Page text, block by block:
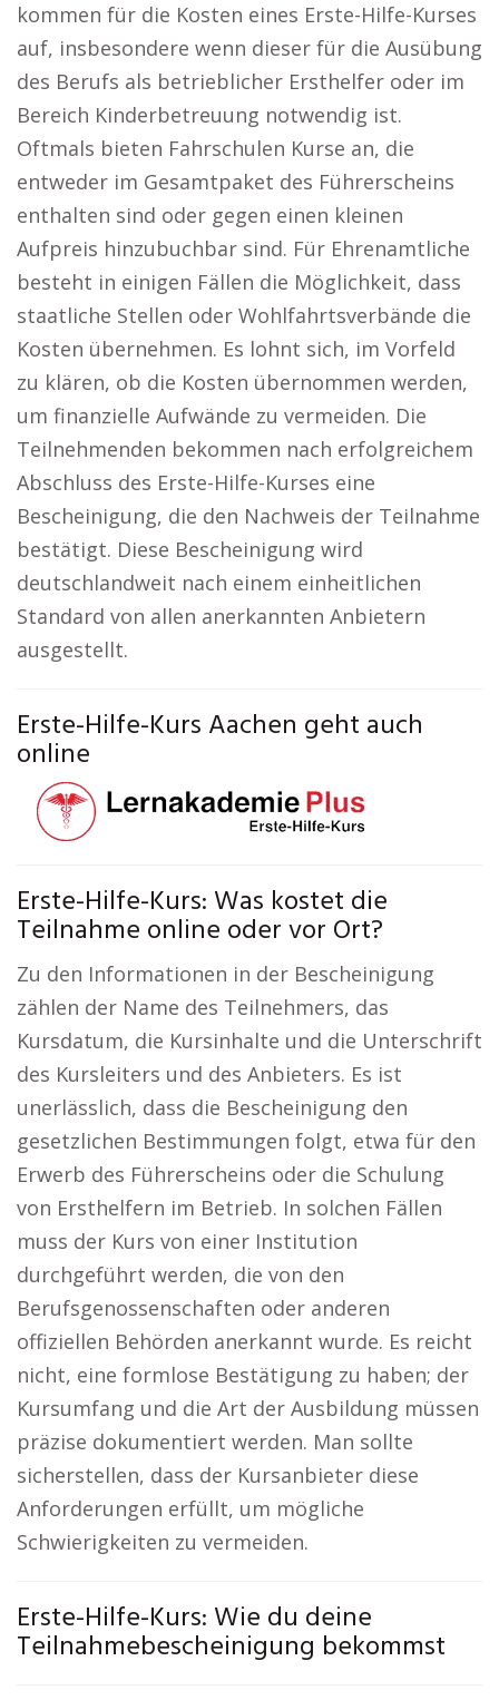
kommen für die Kosten eines Erste-Hilfe-Kurses
auf, insbesondere wenn dieser für die Ausübung
des Berufs als betrieblicher Ersthelfer oder im
Bereich Kinderbetreuung notwendig ist.
Oftmals bieten Fahrschulen Kurse an, die
entweder im Gesamtpaket des Führerscheins
enthalten sind oder gegen einen kleinen
Aufpreis hinzubuchbar sind. Für Ehrenamtliche
besteht in einigen Fällen die Möglichkeit, dass
staatliche Stellen oder Wohlfahrtsverbände die
Kosten übernehmen. Es lohnt sich, im Vorfeld
zu klären, ob die Kosten übernommen werden,
um finanzielle Aufwände zu vermeiden. Die
Teilnehmenden bekommen nach erfolgreichem
Abschluss des Erste-Hilfe-Kurses eine
Bescheinigung, die den Nachweis der Teilnahme
bestätigt. Diese Bescheinigung wird
deutschlandweit nach einem einheitlichen
Standard von allen anerkannten Anbietern
ausgestellt.
Erste-Hilfe-Kurs Aachen geht auch
online
Erste-Hilfe-Kurs: Was kostet die
Teilnahme online oder vor Ort?
Zu den Informationen in der Bescheinigung
zählen der Name des Teilnehmers, das
Kursdatum, die Kursinhalte und die Unterschrift
des Kursleiters und des Anbieters. Es ist
unerlässlich, dass die Bescheinigung den
gesetzlichen Bestimmungen folgt, etwa für den
Erwerb des Führerscheins oder die Schulung
von Ersthelfern im Betrieb. In solchen Fällen
muss der Kurs von einer Institution
durchgeführt werden, die von den
Berufsgenossenschaften oder anderen
offiziellen Behörden anerkannt wurde. Es reicht
nicht, eine formlose Bestätigung zu haben; der
Kursumfang und die Art der Ausbildung müssen
präzise dokumentiert werden. Man sollte
sicherstellen, dass der Kursanbieter diese
Anforderungen erfüllt, um mögliche
Schwierigkeiten zu vermeiden.
Erste-Hilfe-Kurs: Wie du deine
Teilnahmebescheinigung bekommst